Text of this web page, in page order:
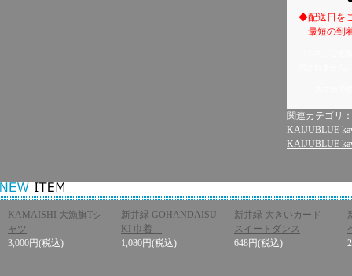
◆配送日を
最短の到
関連カテゴリ：
KAIJUBLUE
KAIJUBLUE
KAMAISHI 大漁旗Tシ
ャツ
3,000円(税込)
新井緑 GOHANDAISU
KI 巾着
1,080円(税込)
新井緑 大きいカード
スイートダンス
648円(税込)